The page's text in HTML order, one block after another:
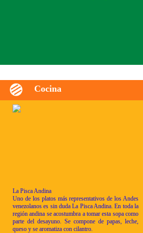
Cocina
La Pisca Andina
Uno de los platos más representativos de los Andes
venezolanos es sin duda La Pisca Andina. En toda la
región andina se acostumbra a tomar esta sopa como
parte del desayuno. Se compone de papas, leche,
queso y se aromatiza con cilantro.